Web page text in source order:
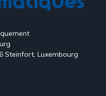
Steinfort, Luxembourg